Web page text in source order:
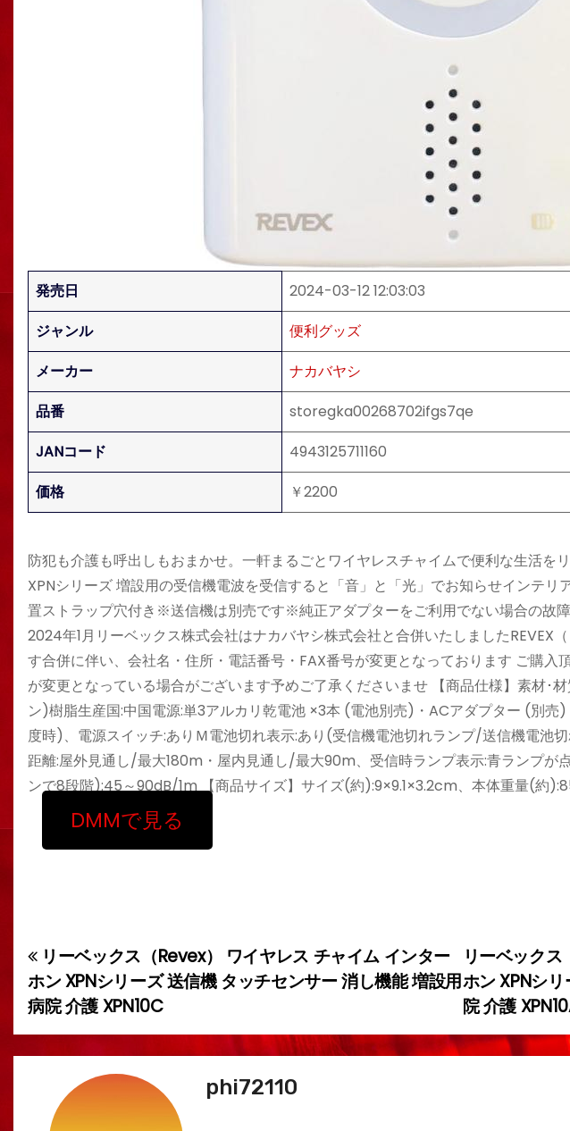
発売日
2024-03-12 12:03:03
ジャンル
便利グッズ
メーカー
ナカバヤシ
品番
storegka00268702ifgs7qe
JANコード
4943125711160
価格
￥2200
防犯も介護も呼出しもおまかせ。一軒まるごとワイヤレスチャイムで便利な生活を
XPNシリーズ 増設用の受信機電波を受信すると「音」と「光」でお知らせインテ
置ストラップ穴付き※送信機は別売です※純正アダプターをご利用でない場合の故
2024年1月リーベックス株式会社はナカバヤシ株式会社と合併いたしましたREVEX
す合併に伴い、会社名・住所・電話番号・FAX番号が変更となっております ご購入
が変更となっている場合がございます予めご了承くださいませ 【商品仕様】素材･
ン)樹脂生産国:中国電源:単3アルカリ乾電池 ×3本 (電池別売)・ACアダプター (別売
度時)、電源スイッチ:ありＭ電池切れ表示:あり(受信機電池切れランプ/送信機電池
距離:屋外見通し/最大180m・屋内見通し/最大90m、受信時ランプ表示:青ランプが
ンで8段階):45～90dB/1m 【商品サイズ】サイズ(約):9×9.1×3.2cm、本体重量(約
DMMで見る
投
稿
ナ
ゲ
リーベック
ホン XPNシ
院 介護
リーベックス（Revex） ワイヤレス チャイム インター
ホン XPNシリーズ 送信機 タッチセンサー 消し機能 増設用
病院 介護 XPN10C
phi72110